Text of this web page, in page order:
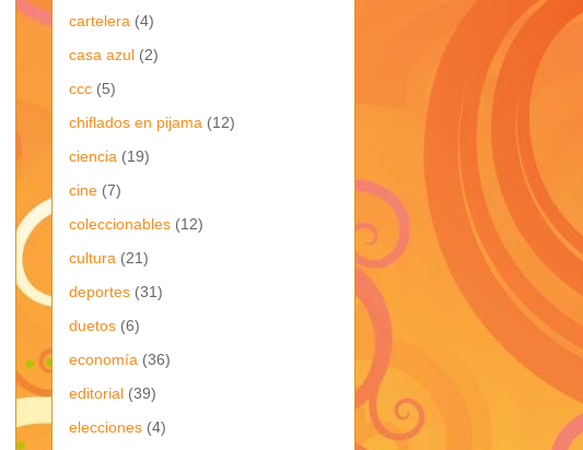
cartelera (4)
casa azul (2)
ccc (5)
chiflados en pijama (12)
ciencia (19)
cine (7)
coleccionables (12)
cultura (21)
deportes (31)
duetos (6)
economía (36)
editorial (39)
elecciones (4)